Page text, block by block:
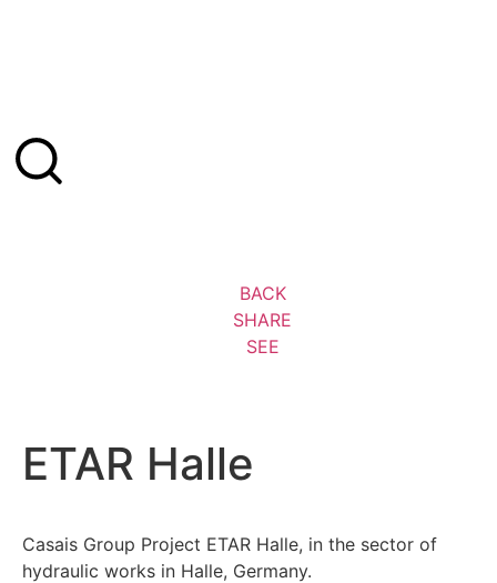
BACK
SHARE
SEE
ETAR Halle
Casais Group Project ETAR Halle, in the sector of
hydraulic works in Halle, Germany.